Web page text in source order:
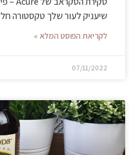
שיעניק לעור שלך טקסטורה
לקריאת הפוסט המלא »
07/11/2022